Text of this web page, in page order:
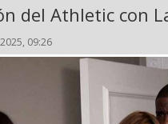
del Athletic con
09:26